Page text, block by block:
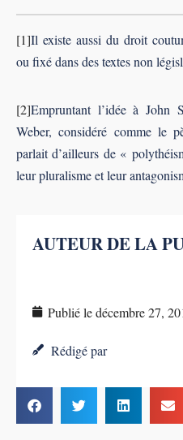
[1]Il existe aussi du droit
ou fixé dans des textes non
[2]Empruntant l’idée à John
Weber, considéré comme le
parlait d’ailleurs de «
leur pluralisme et leur
AUTEUR DE LA
Publié ledécembre 27,
Rédigé par